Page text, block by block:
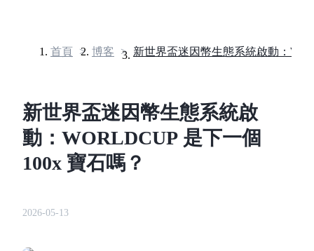
首頁 > 博客 >
新世界盃迷因幣生態系統啟
動：WORLDCUP 是下一個
100x 寶石嗎？
2026-05-13